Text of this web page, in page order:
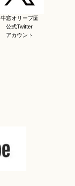
牛窓オリーブ園
公式Twitter
アカウント